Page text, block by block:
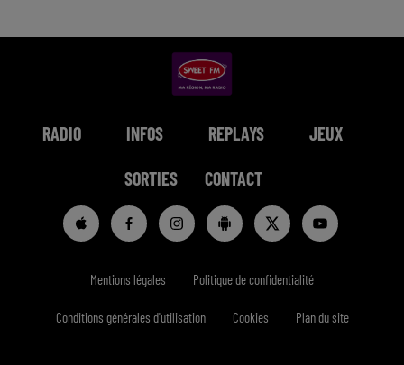
RADIO INFOS REPLAYS JEUX
SORTIES CONTACT
Mentions légales Politique de confidentialité
Conditions générales d'utilisation Cookies Plan du site